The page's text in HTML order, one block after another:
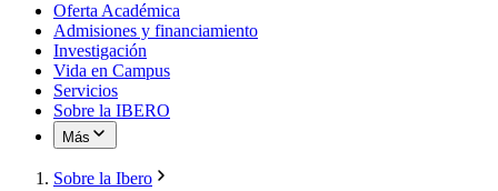
Oferta Académica
Admisiones y financiamiento
Investigación
Vida en Campus
Servicios
Sobre la IBERO
Más
Sobre la Ibero